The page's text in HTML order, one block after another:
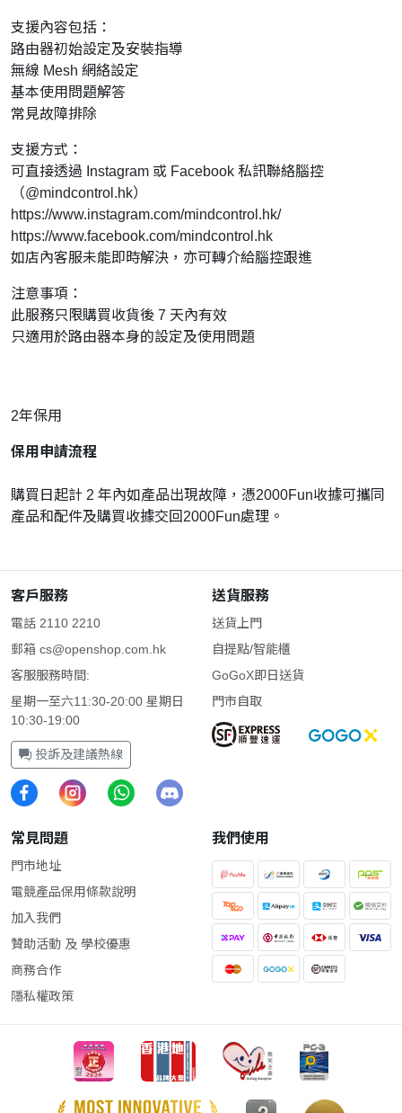
支援內容包括：
路由器初始設定及安裝指導
無線 Mesh 網絡設定
基本使用問題解答
常見故障排除
支援方式：
可直接透過 Instagram 或 Facebook 私訊聯絡腦控
（@mindcontrol.hk）
https://www.instagram.com/mindcontrol.hk/
https://www.facebook.com/mindcontrol.hk
如店內客服未能即時解決，亦可轉介給腦控跟進
注意事項：
此服務只限購買收貨後 7 天內有效
只適用於路由器本身的設定及使用問題
2年保用
保用申請流程
購買日起計 2 年內如產品出現故障，憑2000Fun收據可攜同
產品和配件及購買收據交回2000Fun處理。
客戶服務
電話 2110 2210
郵箱 cs@openshop.com.hk
客服服務時間:
星期一至六11:30-20:00 星期日
10:30-19:00
投訴及建議熱線
送貨服務
送貨上門
自提點/智能櫃
GoGoX即日送貨
門市自取
常見問題
門市地址
電競產品保用條款說明
加入我們
贊助活動 及 學校優惠
商務合作
隱私權政策
我們使用